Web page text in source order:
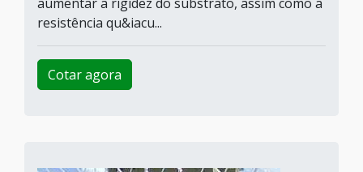
resistência qu&iacu...
Cotar agora